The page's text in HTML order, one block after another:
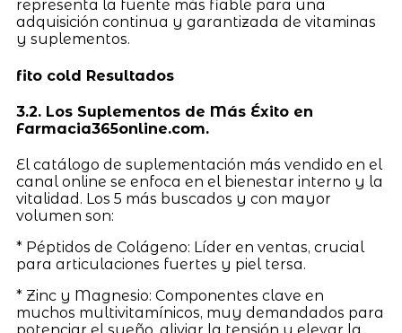
representa la fuente más fiable para una
adquisición continua y garantizada de vitaminas
y suplementos.
fito cold Resultados
3.2. Los Suplementos de Más Éxito en
Farmacia365online.com.
El catálogo de suplementación más vendido en el
canal online se enfoca en el bienestar interno y la
vitalidad. Los 5 más buscados y con mayor
volumen son:
* Péptidos de Colágeno: Líder en ventas, crucial
para articulaciones fuertes y piel tersa.
* Zinc y Magnesio: Componentes clave en
muchos multivitamínicos, muy demandados para